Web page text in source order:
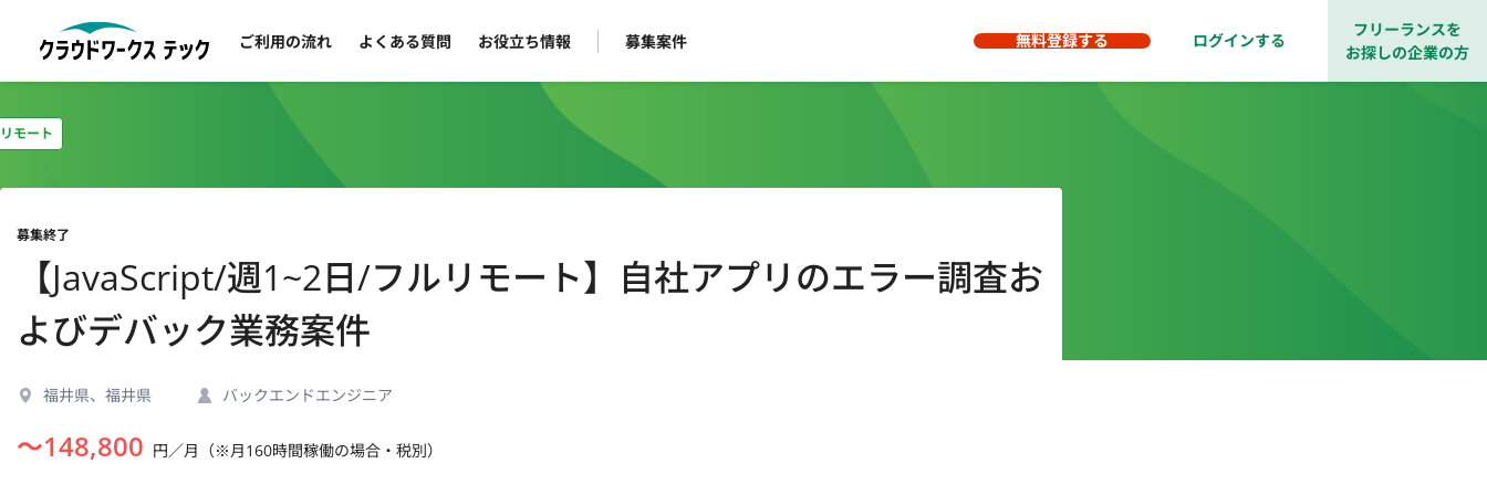
ご利用の流れ よくある質問 お役立ち情報 募集案件 無料登録する ログインする
フリーランスを
お探しの企業の方
モート
募集終了
【JavaScript/週1~2日/フルリモート】自社アプリのエラー調査お
よびデバック業務案件
福井県、福井県 バックエンドエンジニア
〜148,800 円／月（※月160時間稼働の場合・税別）